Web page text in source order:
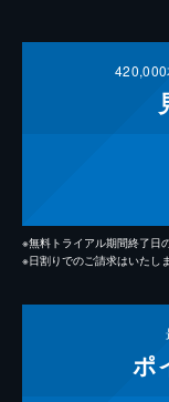
420,000
※無料トライアル期間終了日
※日割りでのご請求はいたしま
ポ